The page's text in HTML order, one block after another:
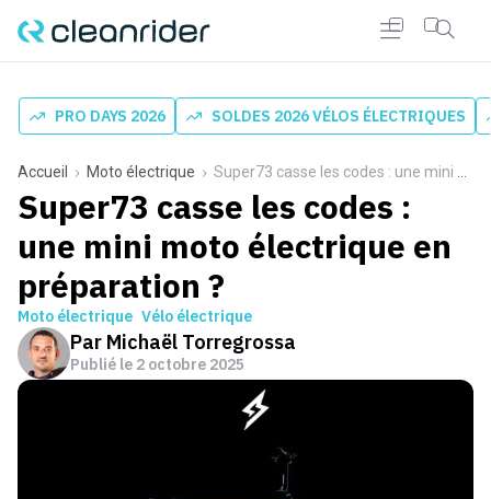
PRO DAYS 2026 SOLDES 2026 VÉLOS ÉLECTRIQUES
Accueil Moto électrique Super73 casse les codes : une mini moto électrique en préparation ?
Super73 casse les codes :
une mini moto électrique en
préparation ?
Moto électrique Vélo électrique
Par Michaël Torregrossa
Publié le 2 octobre 2025